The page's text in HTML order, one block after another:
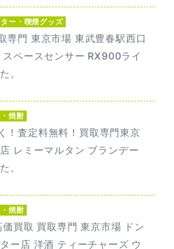
ー・喫煙グッズ
専門 東京市場 東武豊春駅西口
スペースセンサー RX900ライ
。
焼酎
！査定料無料！買取専門東京
レミーマルタン ブランデー
。
焼酎
買取 買取専門 東京市場 ドン
ー店 洋酒 ティーチャーズ ウ